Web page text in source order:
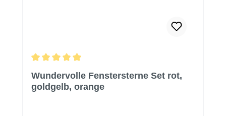
Wundervolle Fenstersterne Set rot,
goldgelb, orange